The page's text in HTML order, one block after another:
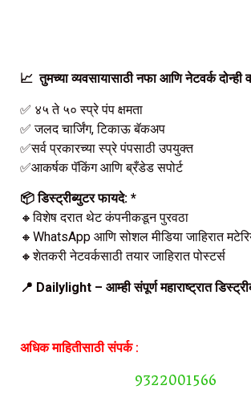
📈 तुमच्या व्यवसायासाठी नफा आणि नेटवर्क दोन्ही
✅ ४५ ते ५० स्प्रे पंप क्षमता
✅ जलद चार्जिंग, टिकाऊ बॅकअप
✅सर्व प्रकारच्या स्प्रे पंपसाठी उपयुक्त
✅आकर्षक पॅकिंग आणि ब्रँडेड सपोर्ट
📦 डिस्ट्रीब्युटर फायदे: *
🔸विशेष दरात थेट कंपनीकडून पुरवठा
🔸WhatsApp आणि सोशल मीडिया जाहिरात
🔸शेतकरी नेटवर्कसाठी तयार जाहिरात पोस्टर्स
📍 Dailylight – आम्ही संपूर्ण महाराष्ट्रात
अधिक माहितीसाठी संपर्क :
9322001566